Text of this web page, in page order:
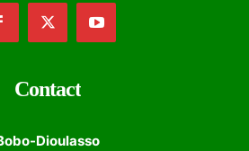
Contact
Dioulasso